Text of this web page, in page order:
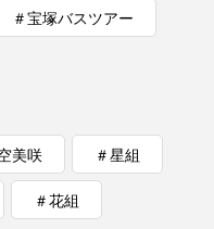
＃宝塚バスツアー
美咲 ＃星組
＃花組